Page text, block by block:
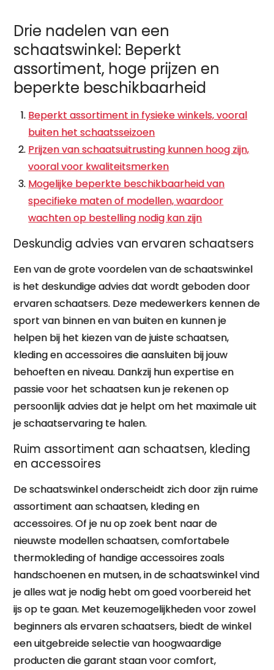
Drie nadelen van een
schaatswinkel: Beperkt
assortiment, hoge prijzen en
beperkte beschikbaarheid
Beperkt assortiment in fysieke winkels, vooral
buiten het schaatsseizoen
Prijzen van schaatsuitrusting kunnen hoog zijn,
vooral voor kwaliteitsmerken
Mogelijke beperkte beschikbaarheid van
specifieke maten of modellen, waardoor
wachten op bestelling nodig kan zijn
Deskundig advies van ervaren schaatsers
Een van de grote voordelen van de schaatswinkel
is het deskundige advies dat wordt geboden door
ervaren schaatsers. Deze medewerkers kennen de
sport van binnen en van buiten en kunnen je
helpen bij het kiezen van de juiste schaatsen,
kleding en accessoires die aansluiten bij jouw
behoeften en niveau. Dankzij hun expertise en
passie voor het schaatsen kun je rekenen op
persoonlijk advies dat je helpt om het maximale uit
je schaatservaring te halen.
Ruim assortiment aan schaatsen, kleding
en accessoires
De schaatswinkel onderscheidt zich door zijn ruime
assortiment aan schaatsen, kleding en
accessoires. Of je nu op zoek bent naar de
nieuwste modellen schaatsen, comfortabele
thermokleding of handige accessoires zoals
handschoenen en mutsen, in de schaatswinkel vind
je alles wat je nodig hebt om goed voorbereid het
ijs op te gaan. Met keuzemogelijkheden voor zowel
beginners als ervaren schaatsers, biedt de winkel
een uitgebreide selectie van hoogwaardige
producten die garant staan voor comfort,